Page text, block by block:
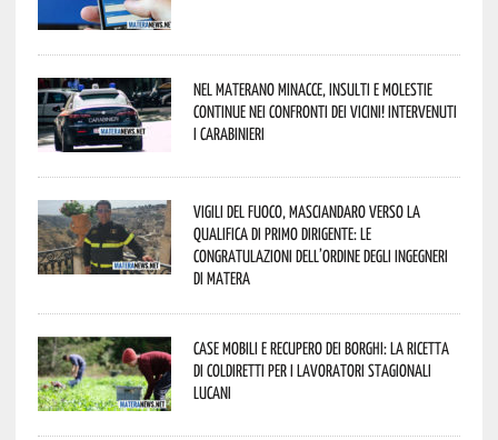
Nel materano minacce, insulti e molestie
continue nei confronti dei vicini! Intervenuti
i Carabinieri
Vigili del Fuoco, Masciandaro verso la
qualifica di Primo Dirigente: le
congratulazioni dell’Ordine degli Ingegneri
di Matera
Case mobili e recupero dei borghi: la ricetta
di Coldiretti per i lavoratori stagionali
lucani